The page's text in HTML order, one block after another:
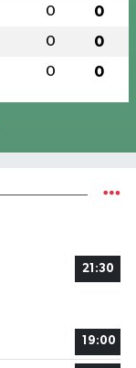
0 0
0 0
0 0
21:30
19:00